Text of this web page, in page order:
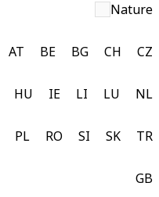
Nature
AT BE BG CH CZ
HU IE LI LU NL
PL RO SI SK TR
GB